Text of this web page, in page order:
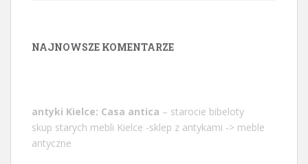
NAJNOWSZE KOMENTARZE
antyki Kielce: Casa antica – starocie bibeloty
skup starych mebli Kielce -sklep z antykami -> meble
antyczne